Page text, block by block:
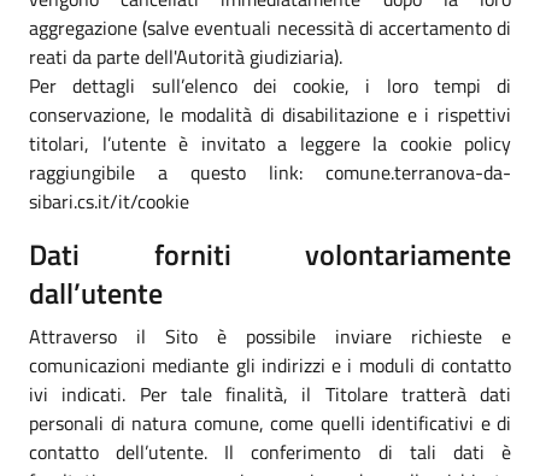
aggregazione (salve eventuali necessità di accertamento di
reati da parte dell'Autorità giudiziaria).
Per dettagli sull’elenco dei cookie, i loro tempi di
conservazione, le modalità di disabilitazione e i rispettivi
titolari, l’utente è invitato a leggere la cookie policy
raggiungibile a questo link: comune.terranova-da-
sibari.cs.it/it/cookie
Dati forniti volontariamente
dall’utente
Attraverso il Sito è possibile inviare richieste e
comunicazioni mediante gli indirizzi e i moduli di contatto
ivi indicati. Per tale finalità, il Titolare tratterà dati
personali di natura comune, come quelli identificativi e di
contatto dell’utente. Il conferimento di tali dati è